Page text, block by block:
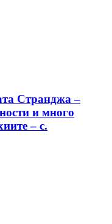
Странджа –
и много
– с.